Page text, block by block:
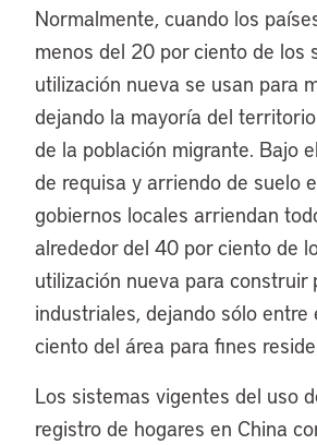
Normalmente, cuando los
menos del 20 por ciento de los
utilización nueva se usan para
dejando la mayoría del
de la población migrante. Bajo
de requisa y arriendo de suelo
gobiernos locales arriendan
alrededor del 40 por ciento de
utilización nueva para construir
industriales, dejando sólo
ciento del área para fines
Los sistemas vigentes del uso
registro de hogares en China